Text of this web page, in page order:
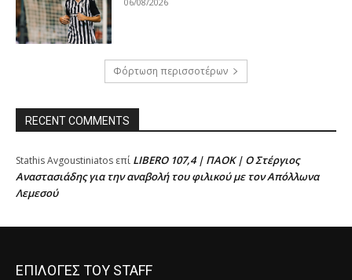
Φόρτωση περισσοτέρων
RECENT COMMENTS
Stathis Avgoustiniatos επί LIBERO 107,4 | ΠΑΟΚ | Ο Στέργιος
Αναστασιάδης για την αναβολή του φιλικού με τον Απόλλωνα
Λεμεσού
ΕΠΙΛΟΓΕΣ ΤΟΥ STAFF